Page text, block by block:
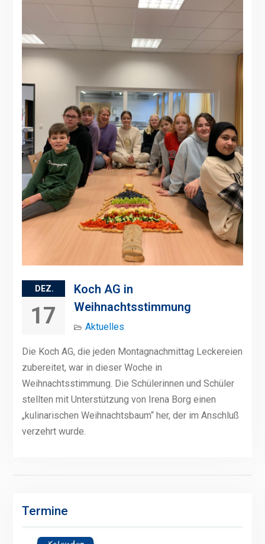
DEZ.
17
Koch AG in
Weihnachtsstimmung
Aktuelles
Die Koch AG, die jeden Montagnachmittag Leckereien
zubereitet, war in dieser Woche in
Weihnachtsstimmung. Die Schülerinnen und Schüler
stellten mit Unterstützung von Irena Borg einen
„kulinarischen Weihnachtsbaum“ her, der im Anschluß
verzehrt wurde.
Termine